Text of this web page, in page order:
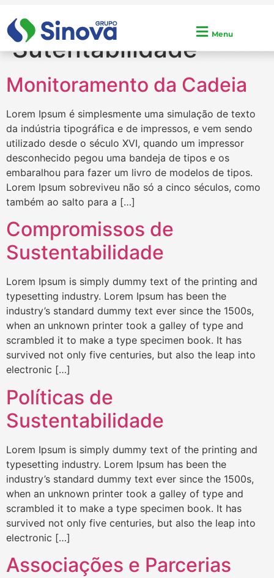
Menu
Arquivos:
Sutentabilidade
Monitoramento da Cadeia
Lorem Ipsum é simplesmente uma simulação de texto
da indústria tipográfica e de impressos, e vem sendo
utilizado desde o século XVI, quando um impressor
desconhecido pegou uma bandeja de tipos e os
embaralhou para fazer um livro de modelos de tipos.
Lorem Ipsum sobreviveu não só a cinco séculos, como
também ao salto para a […]
Compromissos de
Sustentabilidade
Lorem Ipsum is simply dummy text of the printing and
typesetting industry. Lorem Ipsum has been the
industry’s standard dummy text ever since the 1500s,
when an unknown printer took a galley of type and
scrambled it to make a type specimen book. It has
survived not only five centuries, but also the leap into
electronic […]
Políticas de
Sustentabilidade
Lorem Ipsum is simply dummy text of the printing and
typesetting industry. Lorem Ipsum has been the
industry’s standard dummy text ever since the 1500s,
when an unknown printer took a galley of type and
scrambled it to make a type specimen book. It has
survived not only five centuries, but also the leap into
electronic […]
Associações e Parcerias